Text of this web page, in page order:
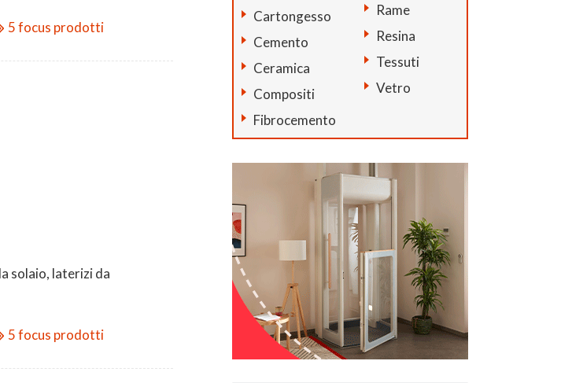
5 focus prodotti
solaio, laterizi da
5 focus prodotti
Cartongesso
Cemento
Ceramica
Compositi
Fibrocemento
Rame
Resina
Tessuti
Vetro